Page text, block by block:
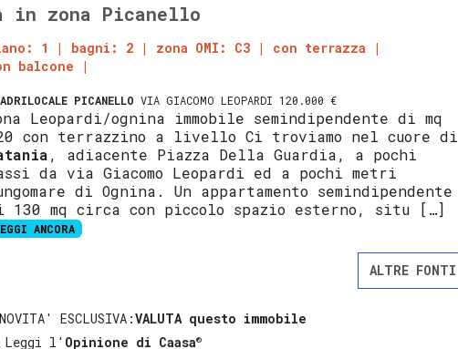
in zona Picanello
1 bagni: 2 zona OMI: C3
con terrazza
balcone
PICANELLO VIA GIACOMO LEOPARDI 120.000 €
Leopardi/ognina immobile semindipendente di mq
con terrazzino a livello Ci troviamo nel cuore di
, adiacente Piazza Della Guardia, a pochi
da via Giacomo Leopardi ed a pochi metri
di Ognina. Un appartamento semindipendente
130 mq circa con piccolo spazio esterno, situ […]
ANCORA
ALTRE FONTI
NOVITA' ESCLUSIVA:VALUTA questo immobile
Leggi l' Opinione di Caasa®